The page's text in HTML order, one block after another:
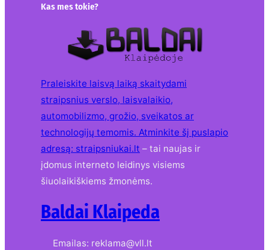
Kas mes tokie?
Praleiskite laisvą laiką skaitydami
straipsnius verslo, laisvalaikio,
automobilizmo, grožio, sveikatos ar
technologijų temomis. Atminkite šį puslapio
adresą: straipsniukai.lt – tai naujas ir
įdomus interneto leidinys visiems
šiuolaikiškiems žmonėms.
Baldai Klaipeda
Emailas: reklama@vll.lt